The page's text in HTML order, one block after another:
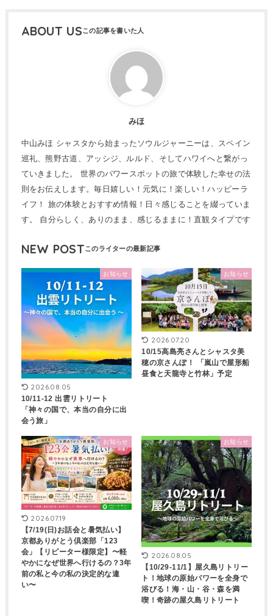
ABOUT US
みほ
中山みほ シャスタから始まったソウルジャーニーは、スペイン
巡礼、熊野古道、アッシジ、ルルド、そしてハワイへと繋がっ
ていきました。 世界のパワースポットの旅で体験した幸せの法
則をお伝えします。毎日嬉しい！元気に！楽しい！ハッピーラ
イフ！ 旅の体験とおすすめ情報！日々感じることを綴っていま
す。 自分らしく、ありのまま、感じるままに！直観タイプです
NEW POST
お知らせ
2026.08.05
10/11-12 出雲リトリート
「神々の国で、本当の自分に出
会う旅」
お知らせ
2026.07.20
10/15高島亮さんとシャスタ美
穂の京さんぽ！ 「嵐山で屋形船
昼食と天龍寺と竹林」予定
お知らせ
2026.07.19
【7/19(日)お話会と暑気払い】
京都ありがとう倶楽部「123
会」【リピーター様限定】〜軽
やかになぜ世界へ行けるの？3年
前の私と今の私の決定的な違
い〜
お知らせ
2026.08.05
【10/29-11/1】屋久島リトリー
ト！地球の原始パワーを全身で
浴びる！海・山・谷・森を満
喫！奇跡の屋久島リトリート